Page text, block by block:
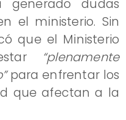
dudas
el ministerio. Sin
que el Ministerio
“plenamente
para enfrentar los
que afectan a la